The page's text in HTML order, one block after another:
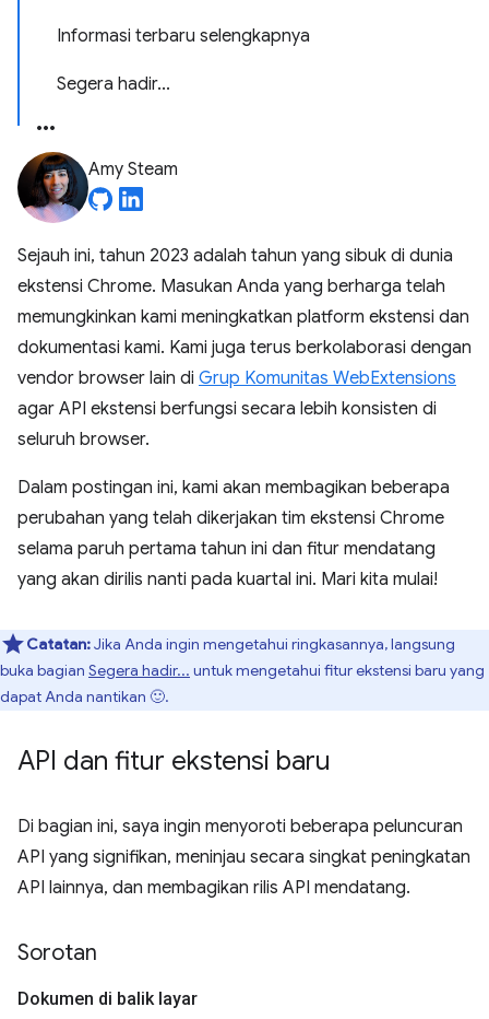
Informasi terbaru selengkapnya
Segera hadir...
Amy Steam
Sejauh ini, tahun 2023 adalah tahun yang sibuk di dunia
ekstensi Chrome. Masukan Anda yang berharga telah
memungkinkan kami meningkatkan platform ekstensi dan
dokumentasi kami. Kami juga terus berkolaborasi dengan
vendor browser lain di Grup Komunitas WebExtensions
agar API ekstensi berfungsi secara lebih konsisten di
seluruh browser.
Dalam postingan ini, kami akan membagikan beberapa
perubahan yang telah dikerjakan tim ekstensi Chrome
selama paruh pertama tahun ini dan fitur mendatang
yang akan dirilis nanti pada kuartal ini. Mari kita mulai!
Catatan:Jika Anda ingin mengetahui ringkasannya, langsung
buka bagian Segera hadir... untuk mengetahui fitur ekstensi baru yang
dapat Anda nantikan 🙂.
API dan fitur ekstensi baru
Di bagian ini, saya ingin menyoroti beberapa peluncuran
API yang signifikan, meninjau secara singkat peningkatan
API lainnya, dan membagikan rilis API mendatang.
Sorotan
Dokumen di balik layar